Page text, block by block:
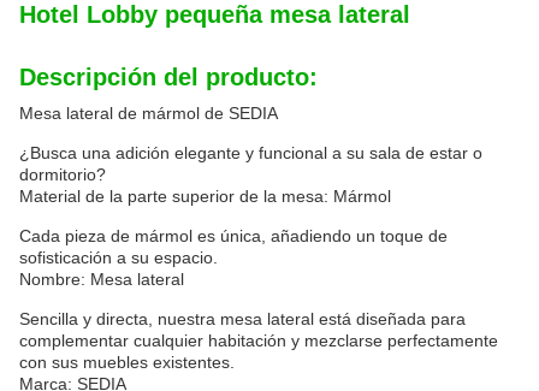
Hotel Lobby pequeña mesa lateral
Descripción del producto:
Mesa lateral de mármol de SEDIA
¿Busca una adición elegante y funcional a su sala de estar o
dormitorio?
Material de la parte superior de la mesa: Mármol
Cada pieza de mármol es única, añadiendo un toque de
sofisticación a su espacio.
Nombre: Mesa lateral
Sencilla y directa, nuestra mesa lateral está diseñada para
complementar cualquier habitación y mezclarse perfectamente
con sus muebles existentes.
Marca: SEDIA